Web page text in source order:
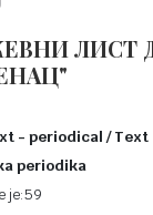
ЛИСТ
- periodical / Text
periodika
je:59